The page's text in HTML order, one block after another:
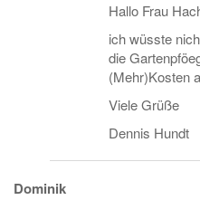
Hallo Frau
ich wüsste
die
(Mehr)Kosten
Viele Grüße
Dennis Hundt
Dominik